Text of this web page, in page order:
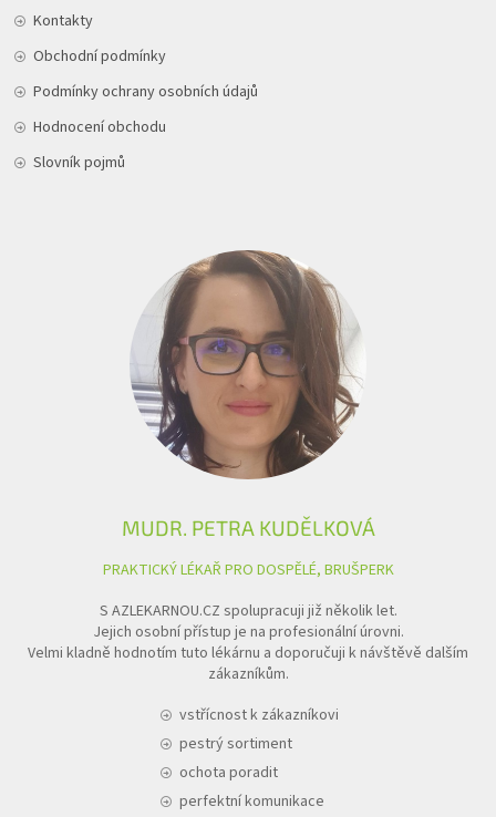
Kontakty
Obchodní podmínky
Podmínky ochrany osobních údajů
Hodnocení obchodu
Slovník pojmů
MUDR. PETRA KUDĚLKOVÁ
PRAKTICKÝ LÉKAŘ PRO DOSPĚLÉ, BRUŠPERK
S AZLEKARNOU.CZ spolupracuji již několik let.
Jejich osobní přístup je na profesionální úrovni.
Velmi kladně hodnotím tuto lékárnu a doporučuji k návštěvě dalším
zákazníkům.
vstřícnost k zákazníkovi
pestrý sortiment
ochota poradit
perfektní komunikace